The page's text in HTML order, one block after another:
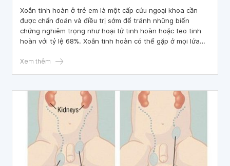
Xoắn tinh hoàn ở trẻ em là một cấp cứu ngoại khoa cần
được chẩn đoán và điều trị sớm để tránh những biến
chứng nghiêm trọng như hoại tử tinh hoàn hoặc teo tinh
hoàn với tỷ lệ 68%. Xoắn tinh hoàn có thể gặp ở mọi lứa
tuổi.
Xem thêm